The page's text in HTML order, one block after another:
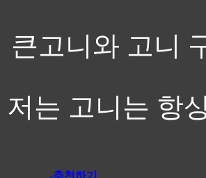
큰고니와 고니
저는 고니는 항
-추천하기